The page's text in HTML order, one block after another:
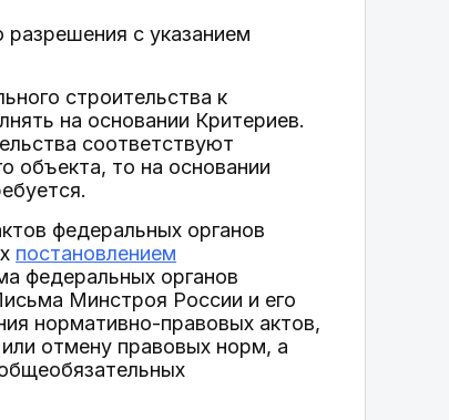
с указанием
строительства к
на основании Критериев.
соответствуют
объекта, то на основании
федеральных органов
постановлением
федеральных органов
Минстроя России и его
нормативно-правовых актов,
отмену правовых норм, а